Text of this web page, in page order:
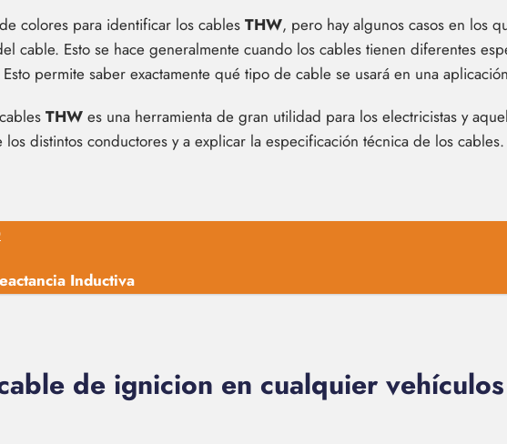
colores para identificar los cables THW, pero hay algunos casos en los
cable. Esto se hace generalmente cuando los cables tienen diferentes
permite saber exactamente qué tipo de cable se usará en una
THW es una herramienta de gran utilidad para los electricistas y
distintos conductores y a explicar la especificación técnica de los cables.
Inductiva
de ignicion en cualquier